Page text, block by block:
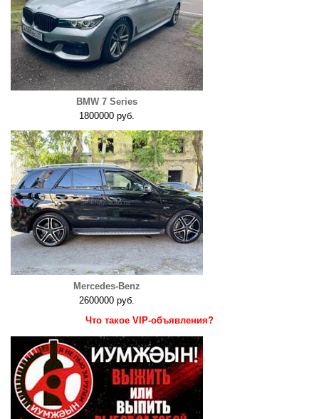
BMW 7 Series
1800000 руб.
Mercedes-Benz
2600000 руб.
Что такое VIP-объявления?